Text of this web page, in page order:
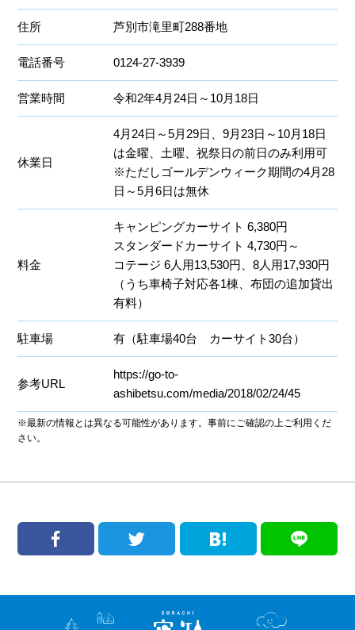
住所 芦別市滝里町288番地
電話番号 0124-27-3939
営業時間 令和2年4月24日～10月18日
休業日
4月24日～5月29日、9月23日～10月18日
は金曜、土曜、祝祭日の前日のみ利用可
※ただしゴールデンウィーク期間の4月28
日～5月6日は無休
料金
キャンピングカーサイト 6,380円
スタンダードカーサイト 4,730円～
コテージ 6人用13,530円、8人用17,930円
（うち車椅子対応各1棟、布団の追加貸出
有料）
駐車場 有（駐車場40台 カーサイト30台）
参考URL
https://go-to-
ashibetsu.com/media/2018/02/24/45
※最新の情報とは異なる可能性があります。事前にご確認の上ご利用くだ
さい。